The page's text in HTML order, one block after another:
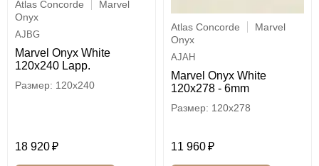
Atlas Concorde
Marvel
Onyx
AJBG
Marvel Onyx White
120x240 Lapp.
120x240
18 920
Atlas Concorde
Marvel
Onyx
AJAH
Marvel Onyx White
120x278 - 6mm
120x278
11 960